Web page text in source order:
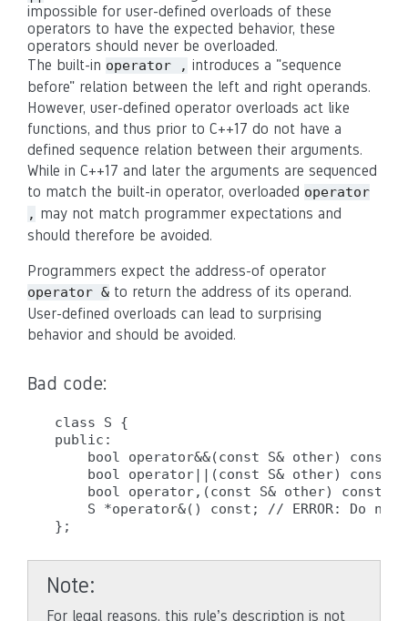
impossible for user-defined overloads of these
operators to have the expected behavior, these
operators should never be overloaded.
The built-in operator , introduces a "sequence
before" relation between the left and right operands.
However, user-defined operator overloads act like
functions, and thus prior to C++17 do not have a
defined sequence relation between their arguments.
While in C++17 and later the arguments are sequenced
to match the built-in operator, overloaded operator
, may not match programmer expectations and
should therefore be avoided.
Programmers expect the address-of operator
operator & to return the address of its operand.
User-defined overloads can lead to surprising
behavior and should be avoided.
Bad code:
class S {
public:
bool operator&&(const S& other)
bool operator||(const S& other)
bool operator,(const S& other) const;
S *operator&() const; // ERROR: Do not
Note
For legal reasons, this rule’s description is not